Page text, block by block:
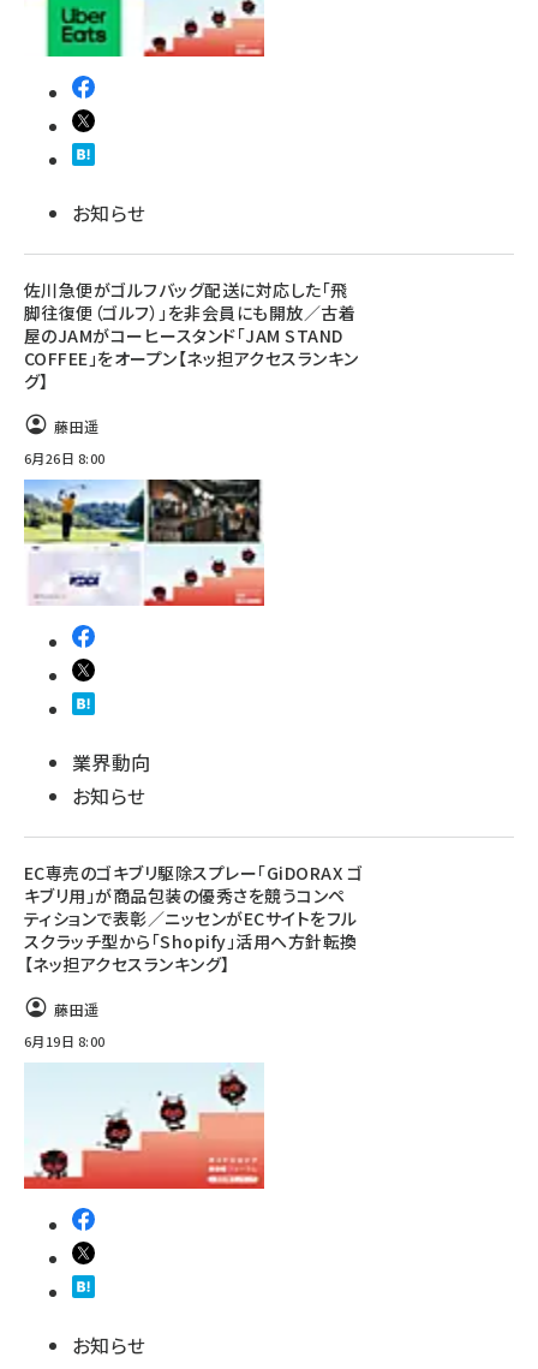
お知らせ
佐川急便がゴルフバッグ配送に対応した「飛
脚往復便（ゴルフ）」を非会員にも開放／古着
屋のJAMがコーヒースタンド「JAM STAND
COFFEE」をオープン【ネッ担アクセスランキン
グ】
藤田遥
6月26日 8:00
業界動向
お知らせ
EC専売のゴキブリ駆除スプレー「GiDORAX ゴ
キブリ用」が商品包装の優秀さを競うコンペ
ティションで表彰／ニッセンがECサイトをフル
スクラッチ型から「Shopify」活用へ方針転換
【ネッ担アクセスランキング】
藤田遥
6月19日 8:00
お知らせ